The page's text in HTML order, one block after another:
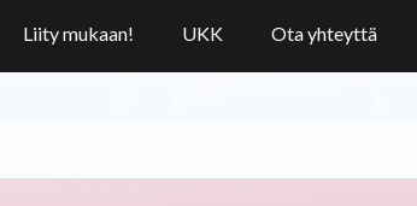
Liity mukaan! UKK Ota yhteyttä